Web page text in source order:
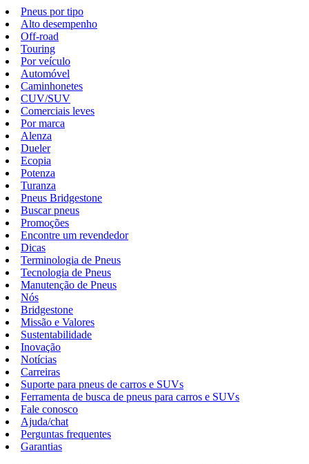
Pneus por tipo
Alto desempenho
Off-road
Touring
Por veículo
Automóvel
Caminhonetes
CUV/SUV
Comerciais leves
Por marca
Alenza
Dueler
Ecopia
Potenza
Turanza
Pneus Bridgestone
Buscar pneus
Promoções
Encontre um revendedor
Dicas
Terminologia de Pneus
Tecnologia de Pneus
Manutenção de Pneus
Nós
Bridgestone
Missão e Valores
Sustentabilidade
Inovação
Notícias
Carreiras
Suporte para pneus de carros e SUVs
Ferramenta de busca de pneus para carros e SUVs
Fale conosco
Ajuda/chat
Perguntas frequentes
Garantias